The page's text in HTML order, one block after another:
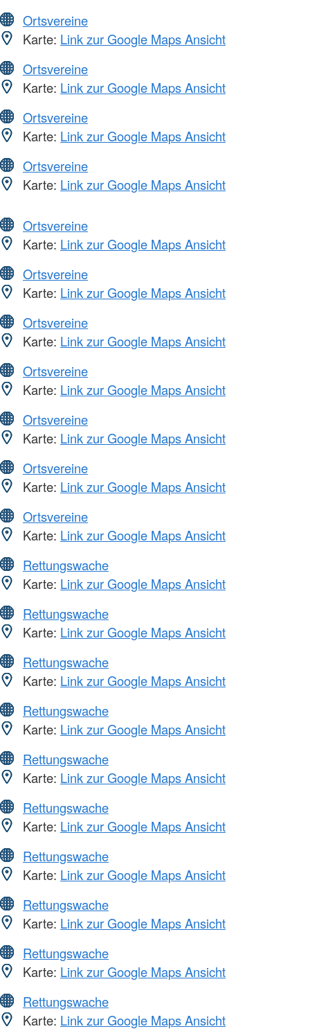
Ortsvereine
Karte: Link zur Google Maps Ansicht
Ortsvereine
Karte: Link zur Google Maps Ansicht
Ortsvereine
Karte: Link zur Google Maps Ansicht
Ortsvereine
Karte: Link zur Google Maps Ansicht
Ortsvereine
Karte: Link zur Google Maps Ansicht
Ortsvereine
Karte: Link zur Google Maps Ansicht
Ortsvereine
Karte: Link zur Google Maps Ansicht
Ortsvereine
Karte: Link zur Google Maps Ansicht
Ortsvereine
Karte: Link zur Google Maps Ansicht
Ortsvereine
Karte: Link zur Google Maps Ansicht
Ortsvereine
Karte: Link zur Google Maps Ansicht
Rettungswache
Karte: Link zur Google Maps Ansicht
Rettungswache
Karte: Link zur Google Maps Ansicht
Rettungswache
Karte: Link zur Google Maps Ansicht
Rettungswache
Karte: Link zur Google Maps Ansicht
Rettungswache
Karte: Link zur Google Maps Ansicht
Rettungswache
Karte: Link zur Google Maps Ansicht
Rettungswache
Karte: Link zur Google Maps Ansicht
Rettungswache
Karte: Link zur Google Maps Ansicht
Rettungswache
Karte: Link zur Google Maps Ansicht
Rettungswache
Karte: Link zur Google Maps Ansicht